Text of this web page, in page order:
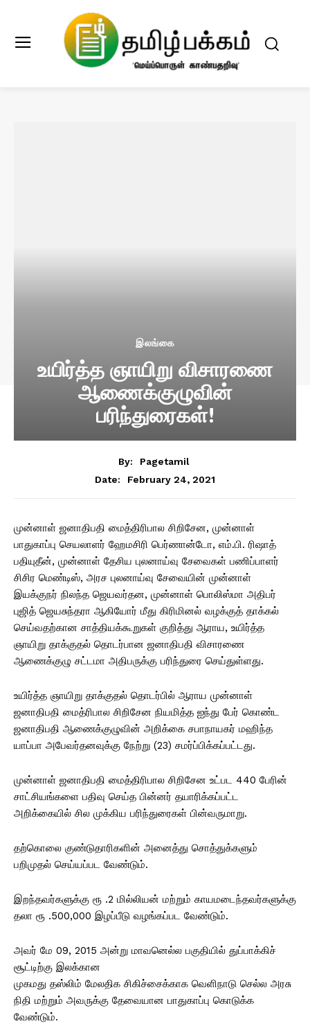
இலங்கை
உயிர்த்த ஞாயிறு விசாரணை
ஆணைக்குழுவின்
பரிந்துரைகள்!
By:
Pagetamil
Date:
February 24, 2021
முன்னாள் ஜனாதிபதி மைத்திரிபால சிறிசேன, முன்னாள்
பாதுகாப்பு செயலாளர் ஹேமசிரி பெர்ணான்டோ, எம்.பி. ரிஷாத்
பதியுதீன், முன்னாள் தேசிய புலனாய்வு சேவைகள் பணிப்பாளர்
சிசிர மெண்டிஸ், அரச புலனாய்வு சேவையின் முன்னாள்
இயக்குநர் நிலந்த ஜெயவர்தன, முன்னாள் பொலிஸ்மா அதிபர்
புஜித் ஜெயசுந்தரா ஆகியோர் மீது கிரிமினல் வழக்குத் தாக்கல்
செய்வதற்கான சாத்தியக்கூறுகள் குறித்து ஆராய, உயிர்த்த
ஞாயிறு தாக்குதல் தொடர்பான ஜனாதிபதி விசாரணை
ஆணைக்குழு சட்டமா அதிபருக்கு பரிந்துரை செய்துள்ளது.
உயிர்த்த ஞாயிறு தாக்குதல் தொடர்பில் ஆராய முன்னாள்
ஜனாதிபதி மைத்ரிபால சிறிசேன நியமித்த ஐந்து பேர் கொண்ட
ஜனாதிபதி ஆணைக்குழுவின் அறிக்கை சபாநாயகர் மஹிந்த
யாப்பா அபேவர்தனவுக்கு நேற்று (23) சமர்ப்பிக்கப்பட்டது.
முன்னாள் ஜனாதிபதி மைத்திரிபால சிறிசேன உட்பட 440 பேரின்
சாட்சியங்களை பதிவு செய்த பின்னர் தயாரிக்கப்பட்ட
அறிக்கையில் சில முக்கிய பரிந்துரைகள் பின்வருமாறு.
தற்கொலை குண்டுதாரிகளின் அனைத்து சொத்துக்களும்
பறிமுதல் செய்யப்பட வேண்டும்.
இறந்தவர்களுக்கு ரூ .2 மில்லியன் மற்றும் காயமடைந்தவர்களுக்கு
தலா ரூ .500,000 இழப்பீடு வழங்கப்பட வேண்டும்.
அவர் மே 09, 2015 அன்று மாவனெல்ல பகுதியில் துப்பாக்கிச்
சூட்டிற்கு இலக்கான
முகமது தஸ்லிம் மேலதிக சிகிச்சைக்காக வெளிநாடு செல்ல அரசு
நிதி மற்றும் அவருக்கு தேவையான பாதுகாப்பு கொடுக்க
வேண்டும்.